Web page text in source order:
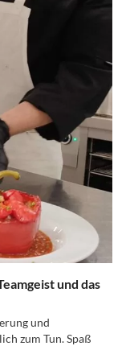
und das
und
zum Tun. Spaß